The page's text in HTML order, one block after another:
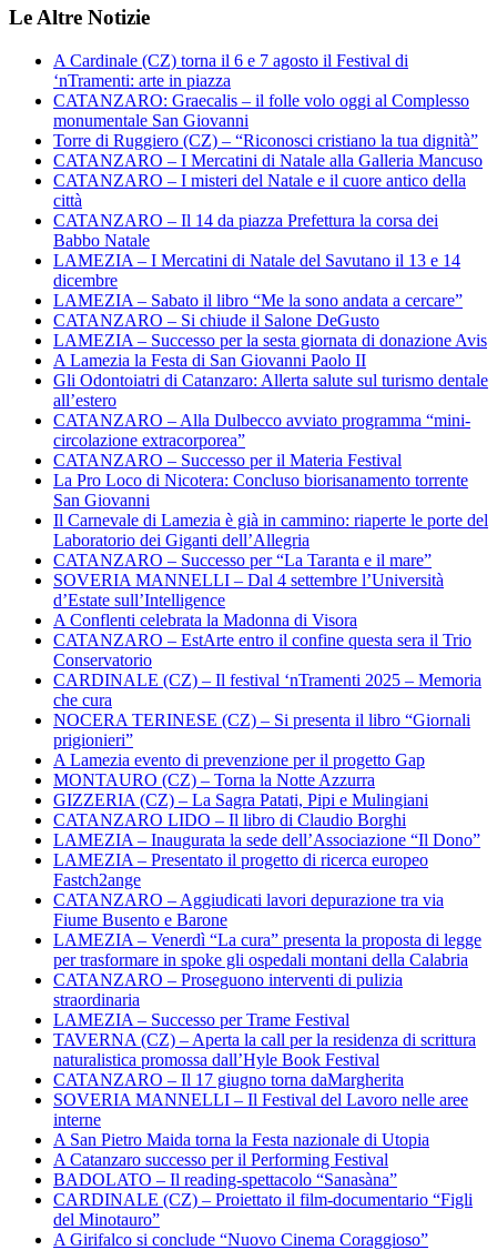
Le Altre Notizie
A Cardinale (CZ) torna il 6 e 7 agosto il Festival di
‘nTramenti: arte in piazza
CATANZARO: Graecalis – il folle volo oggi al Complesso
monumentale San Giovanni
Torre di Ruggiero (CZ) – “Riconosci cristiano la tua dignità”
CATANZARO – I Mercatini di Natale alla Galleria Mancuso
CATANZARO – I misteri del Natale e il cuore antico della
città
CATANZARO – Il 14 da piazza Prefettura la corsa dei
Babbo Natale
LAMEZIA – I Mercatini di Natale del Savutano il 13 e 14
dicembre
LAMEZIA – Sabato il libro “Me la sono andata a cercare”
CATANZARO – Si chiude il Salone DeGusto
LAMEZIA – Successo per la sesta giornata di donazione Avis
A Lamezia la Festa di San Giovanni Paolo II
Gli Odontoiatri di Catanzaro: Allerta salute sul turismo dentale
all’estero
CATANZARO – Alla Dulbecco avviato programma “mini-
circolazione extracorporea”
CATANZARO – Successo per il Materia Festival
La Pro Loco di Nicotera: Concluso biorisanamento torrente
San Giovanni
Il Carnevale di Lamezia è già in cammino: riaperte le porte del
Laboratorio dei Giganti dell’Allegria
CATANZARO – Successo per “La Taranta e il mare”
SOVERIA MANNELLI – Dal 4 settembre l’Università
d’Estate sull’Intelligence
A Conflenti celebrata la Madonna di Visora
CATANZARO – EstArte entro il confine questa sera il Trio
Conservatorio
CARDINALE (CZ) – Il festival ‘nTramenti 2025 – Memoria
che cura
NOCERA TERINESE (CZ) – Si presenta il libro “Giornali
prigionieri”
A Lamezia evento di prevenzione per il progetto Gap
MONTAURO (CZ) – Torna la Notte Azzurra
GIZZERIA (CZ) – La Sagra Patati, Pipi e Mulingiani
CATANZARO LIDO – Il libro di Claudio Borghi
LAMEZIA – Inaugurata la sede dell’Associazione “Il Dono”
LAMEZIA – Presentato il progetto di ricerca europeo
Fastch2ange
CATANZARO – Aggiudicati lavori depurazione tra via
Fiume Busento e Barone
LAMEZIA – Venerdì “La cura” presenta la proposta di legge
per trasformare in spoke gli ospedali montani della Calabria
CATANZARO – Proseguono interventi di pulizia
straordinaria
LAMEZIA – Successo per Trame Festival
TAVERNA (CZ) – Aperta la call per la residenza di scrittura
naturalistica promossa dall’Hyle Book Festival
CATANZARO – Il 17 giugno torna daMargherita
SOVERIA MANNELLI – Il Festival del Lavoro nelle aree
interne
A San Pietro Maida torna la Festa nazionale di Utopia
A Catanzaro successo per il Performing Festival
BADOLATO – Il reading-spettacolo “Sanasàna”
CARDINALE (CZ) – Proiettato il film-documentario “Figli
del Minotauro”
A Girifalco si conclude “Nuovo Cinema Coraggioso”